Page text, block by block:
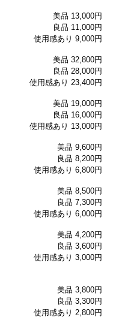
美品 13,000円
良品 11,000円
使用感あり 9,000円
美品 32,800円
良品 28,000円
使用感あり 23,400円
美品 19,000円
良品 16,000円
使用感あり 13,000円
美品 9,600円
良品 8,200円
使用感あり 6,800円
美品 8,500円
良品 7,300円
使用感あり 6,000円
美品 4,200円
良品 3,600円
使用感あり 3,000円
美品 3,800円
良品 3,300円
使用感あり 2,800円